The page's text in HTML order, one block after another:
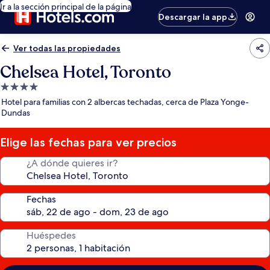
Ir a la sección principal de la página
Descargar la app
Ver todas las propiedades
Chelsea Hotel, Toronto
Propiedad
de
4.0
estrellas
Hotel para familias con 2 albercas techadas, cerca de Plaza Yonge-
Dundas
Elige las fechas para ver precios
¿A dónde quieres ir?
Fechas
Huéspedes